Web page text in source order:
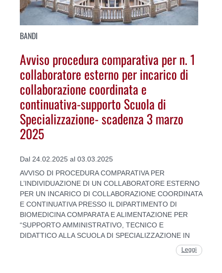
BANDI
Avviso procedura comparativa per n. 1
collaboratore esterno per incarico di
collaborazione coordinata e
continuativa-supporto Scuola di
Specializzazione- scadenza 3 marzo
2025
Dal 24.02.2025 al 03.03.2025
AVVISO DI PROCEDURA COMPARATIVA PER
L’INDIVIDUAZIONE DI UN COLLABORATORE ESTERNO
PER UN INCARICO DI COLLABORAZIONE COORDINATA
E CONTINUATIVA PRESSO IL DIPARTIMENTO DI
BIOMEDICINA COMPARATA E ALIMENTAZIONE PER
“SUPPORTO AMMINISTRATIVO, TECNICO E
DIDATTICO ALLA SCUOLA DI SPECIALIZZAZIONE IN
Leggi